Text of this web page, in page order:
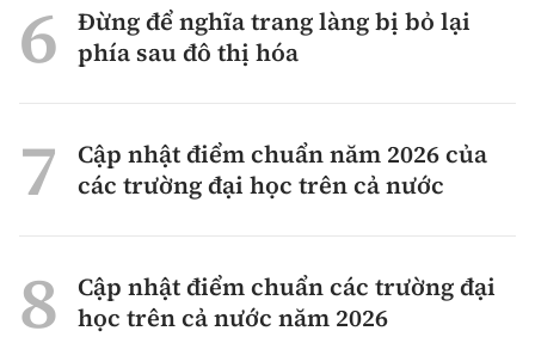
Đừng để nghĩa trang làng bị bỏ lại
phía sau đô thị hóa
Cập nhật điểm chuẩn năm 2026 của
các trường đại học trên cả nước
Cập nhật điểm chuẩn các trường đại
học trên cả nước năm 2026